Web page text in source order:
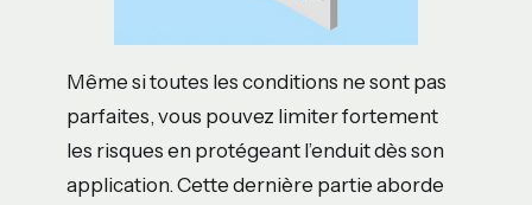
Même si toutes les conditions ne sont pas
parfaites, vous pouvez limiter fortement
les risques en protégeant l’enduit dès son
application. Cette dernière partie aborde